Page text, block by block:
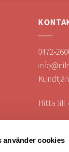
använder cookies
0472-
Hitta till